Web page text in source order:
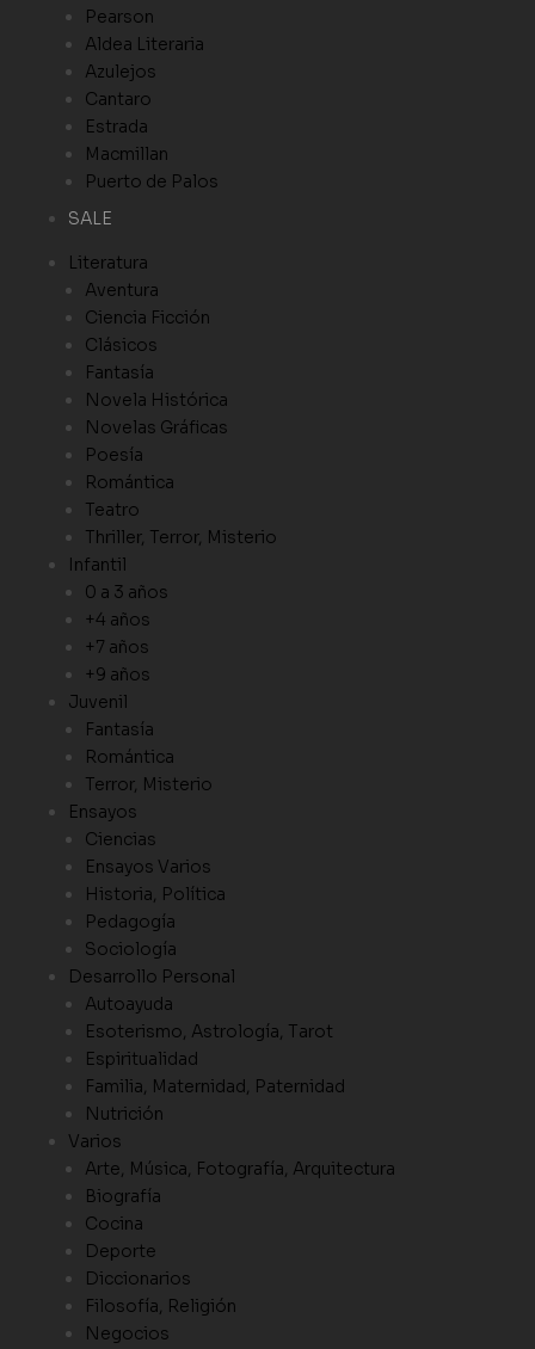
Pearson
Aldea Literaria
Azulejos
Cantaro
Estrada
Macmillan
Puerto de Palos
SALE
Literatura
Aventura
Ciencia Ficción
Clásicos
Fantasía
Novela Histórica
Novelas Gráficas
Poesía
Romántica
Teatro
Thriller, Terror, Misterio
Infantil
0 a 3 años
+4 años
+7 años
+9 años
Juvenil
Fantasía
Romántica
Terror, Misterio
Ensayos
Ciencias
Ensayos Varios
Historia, Política
Pedagogía
Sociología
Desarrollo Personal
Autoayuda
Esoterismo, Astrología, Tarot
Espiritualidad
Familia, Maternidad, Paternidad
Nutrición
Varios
Arte, Música, Fotografía, Arquitectura
Biografía
Cocina
Deporte
Diccionarios
Filosofía, Religión
Negocios